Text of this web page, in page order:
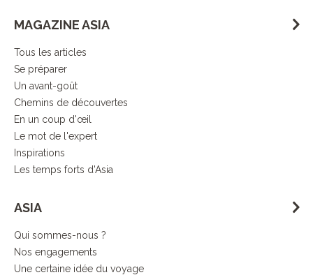
MAGAZINE ASIA
Tous les articles
Se préparer
Un avant-goût
Chemins de découvertes
En un coup d'œil
Le mot de l'expert
Inspirations
Les temps forts d'Asia
ASIA
Qui sommes-nous ?
Nos engagements
Une certaine idée du voyage